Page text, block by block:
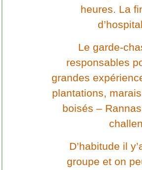
heures. La
Le garde-
responsables
grandes
plantations,
boisés –
D’habitude il
groupe et on